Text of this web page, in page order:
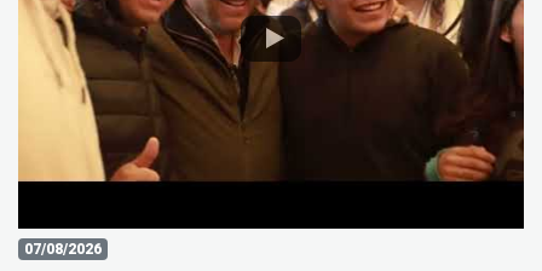
07/08/2026